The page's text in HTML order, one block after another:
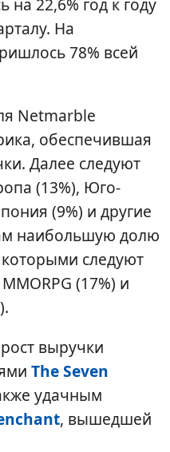
22,6% год к году
На
78% всей
Netmarble
обеспечившая
Далее следуют
(13%), Юго-
(9%) и другие
наибольшую долю
которыми следуют
(17%) и
выручки
The Seven
удачным
, вышедшей